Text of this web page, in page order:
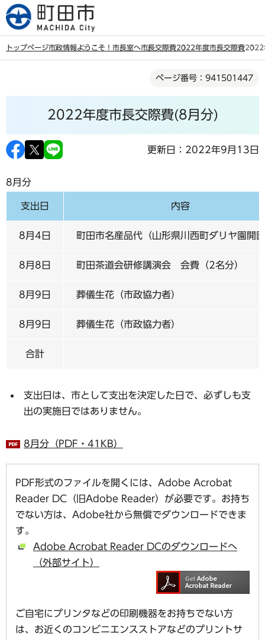
こ
の
す
トップページ市政情報ようこそ！市長室へ市長交際費2022年度市長交際費2022
ら
ページ番号：941501447
2022年度市長交際費(8月分)
更新日：2022年9月13日
8月分
支出日 内容
8月4日 町田市名産品代（山形県川西町ダリヤ園開
8月8日 町田茶道会研修講演会 会費（2名分）
8月9日 葬儀生花（市政協力者）
8月9日 葬儀生花（市政協力者）
合計
支出日は、市として支出を決定した日で、必ずしも支
出の実施日ではありません。
8月分（PDF・41KB）
PDF形式のファイルを開くには、Adobe Acrobat
Reader DC（旧Adobe Reader）が必要です。お持ち
でない方は、Adobe社から無償でダウンロードできま
す。
Adobe Acrobat Reader DCのダウンロードへ
（外部サイト）
ご自宅にプリンタなどの印刷機器をお持ちでない方
は、お近くのコンビニエンスストアなどのプリントサ